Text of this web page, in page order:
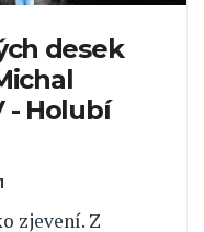
desek
- Holubí
zjevení. Z